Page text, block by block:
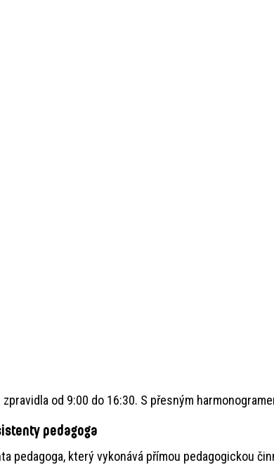
od 9:00 do 16:30. S přesným
pedagoga
pedagoga, který vykonává přímou pedagogickou